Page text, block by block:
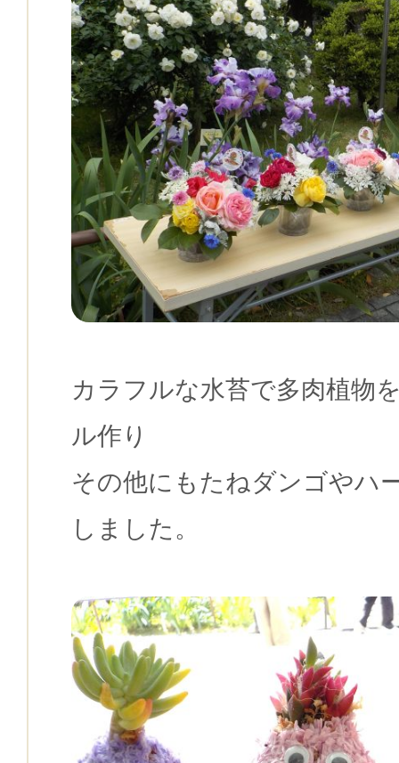
カラフルな水苔で多肉植物
ル作り
その他にもたねダンゴやハ
しました。